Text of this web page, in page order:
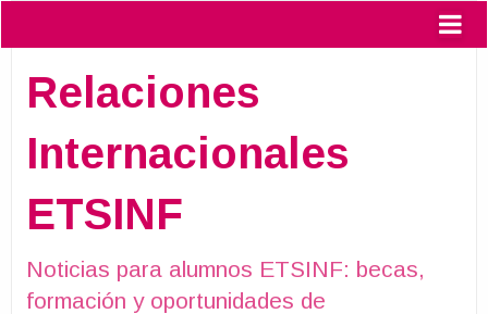
Relaciones
Internacionales
ETSINF
Noticias para alumnos ETSINF: becas,
formación y oportunidades de